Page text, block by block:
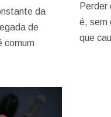
da
de
comum
Perder
é, sem
que